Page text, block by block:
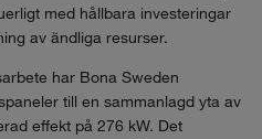
med hållbara investeringar
av ändliga resurser.
har Bona Sweden
till en sammanlagd yta av
effekt på 276 kW. Det